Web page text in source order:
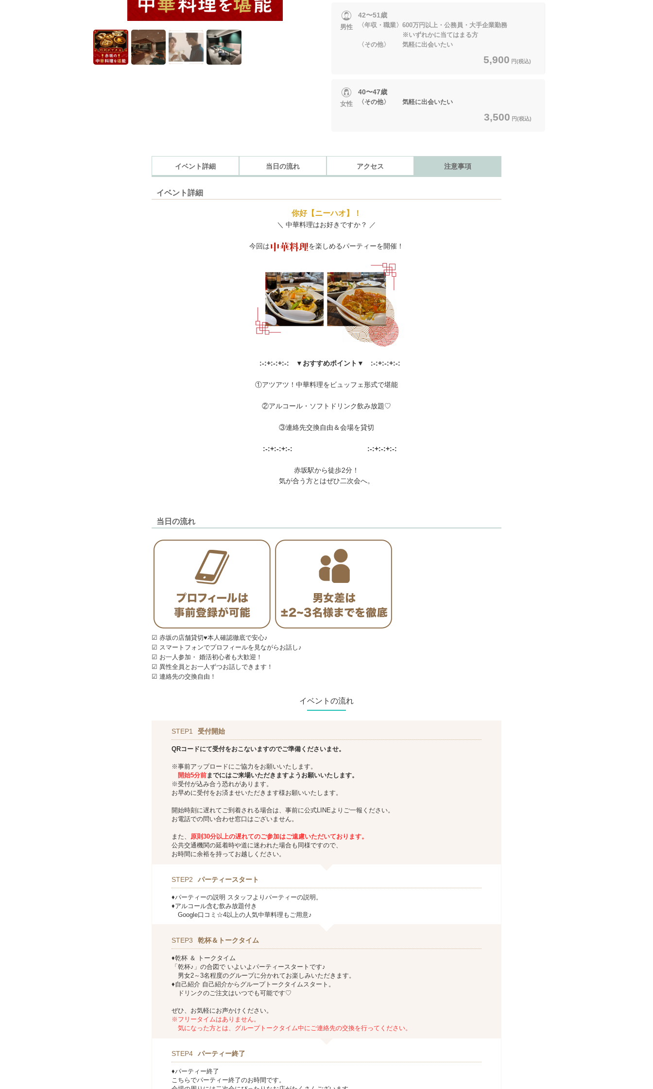
男性
42〜51歳
〈年収・職業〉600万円以上・公務員・大手企業勤務
※いずれかに当てはまる方
〈その他〉 気軽に出会いたい
5,900 円(税込)
女性
40〜47歳
〈その他〉 気軽に出会いたい
3,500 円(税込)
イベント詳細 当日の流れ アクセス 注意事項
イベント詳細
你好【ニーハオ】！
＼ 中華料理はお好きですか？ ／
今回は を楽しめるパーティーを開催！
:-:+:-:+:-: ▼おすすめポイント▼ :-:+:-:+:-:
①アツアツ！中華料理をビュッフェ形式で堪能
②アルコール・ソフトドリンク飲み放題♡
③連絡先交換自由＆会場を貸切
:-:+:-:+:-: :-:+:-:+:-:
赤坂駅から徒歩2分！
気が合う方とはぜひ二次会へ。
当日の流れ
☑ 赤坂の店舗貸切♥本人確認徹底で安心♪
☑ スマートフォンでプロフィールを見ながらお話し♪
☑ お一人参加・ 婚活初心者も大歓迎！
☑ 異性全員とお一人ずつお話しできます！
☑ 連絡先の交換自由！
イベントの流れ
STEP1 受付開始
QRコードにて受付をおこないますのでご準備くださいませ。
※事前アップロードにご協力をお願いいたします。
開始5分前 までにはご来場いただきますようお願いいたします。
※受付が込み合う恐れがあります。
お早めに受付をお済ませいただきます様お願いいたします。
開始時刻に遅れてご到着される場合は、事前に公式LINEよりご一報ください。
お電話での問い合わせ窓口はございません。
また、 原則30分以上の遅れてのご参加はご遠慮いただいております。
公共交通機関の延着時や道に迷われた場合も同様ですので、
お時間に余裕を持ってお越しください。
STEP2 パーティースタート
♦パーティーの説明 スタッフよりパーティーの説明。
♦アルコール含む飲み放題付き
Google口コミ☆4以上の人気中華料理もご用意♪
STEP3 乾杯＆トークタイム
♦乾杯 ＆ トークタイム
「乾杯♪」の合図で いよいよパーティースタートです♪
男女2～3名程度のグループに分かれてお楽しみいただきます。
♦自己紹介 自己紹介からグループトークタイムスタート。
ドリンクのご注文はいつでも可能です♡
ぜひ、お気軽にお声かけください。
※フリータイムはありません。
気になった方とは、グループトークタイム中にご連絡先の交換を行ってください。
STEP4 パーティー終了
♦パーティー終了
こちらでパーティー終了のお時間です。